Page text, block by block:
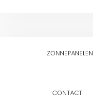
ZONNEPANELEN
CONTACT